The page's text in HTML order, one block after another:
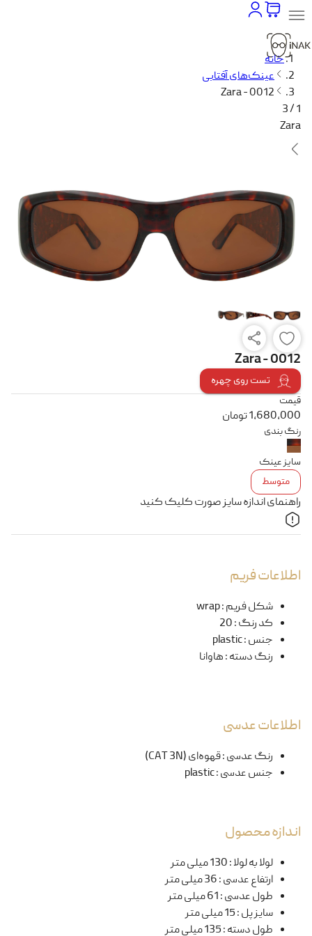
خانه
عینک‌های آفتابی
Zara - 0012
1 / 3
Zara
Zara - 0012
تست روی چهره
قیمت
1,680,000تومان
رنگ بندی
سایز عینک
متوسط
راهنمای اندازه سایز صورت کلیک کنید
اطلاعات فریم
شکل فریم:
wrap
کد رنگ:
20
جنس:
plastic
رنگ دسته:هاوانا
اطلاعات عدسی
رنگ عدسی:قهوه‌ای (CAT 3N)
جنس عدسی:
plastic
اندازه محصول
لولا به لولا:130 میلی متر
ارتفاع عدسی:36 میلی متر
طول عدسی:61 میلی متر
سایز پل:15 میلی متر
طول دسته:135 میلی متر